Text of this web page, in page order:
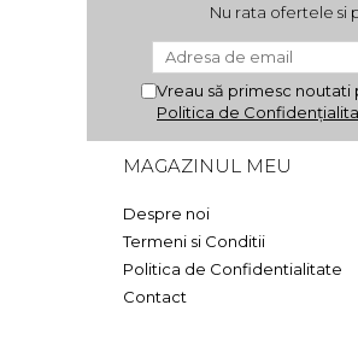
Nu rata ofertele si
Vreau să primesc noutati
Politica de
MAGAZINUL MEU
Despre noi
Termeni si Conditii
Politica de Confidentialitate
Contact